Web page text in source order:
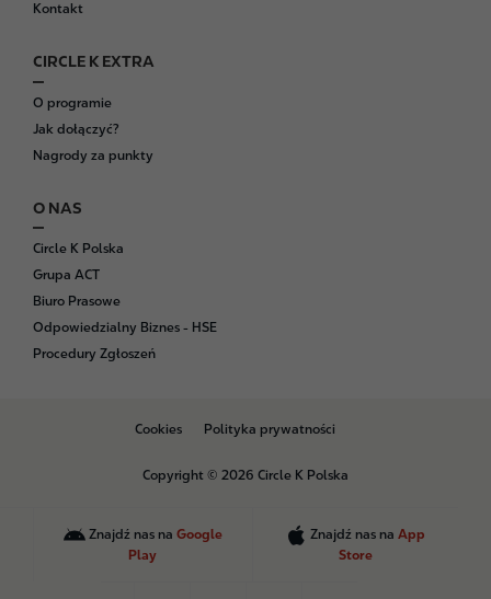
Kontakt
CIRCLE K EXTRA
O programie
Jak dołączyć?
Nagrody za punkty
O NAS
Circle K Polska
Grupa ACT
Biuro Prasowe
Odpowiedzialny Biznes - HSE
Procedury Zgłoszeń
B
Cookies Polityka prywatności
Copyright © 2026 Circle K Polska
Znajdź nas na Google
Play
Znajdź nas naApp
Store